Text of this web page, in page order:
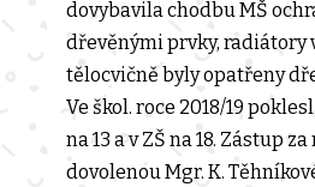
dovybavila chodbu MŠ
dřevěnými prvky, radiátory
tělocvičně byly opatřeny
Ve škol. roce 2018/19
na 13 a v ZŠ na 18. Zástup
dovolenou Mgr. K.